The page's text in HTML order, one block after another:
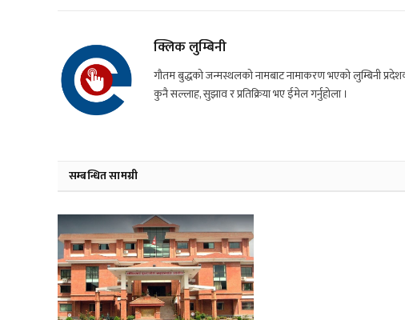
क्लिक लुम्बिनी
गौतम बुद्धको जन्मस्थलको नामबाट नामाकरण भएको लुम्बिनी
कुनै सल्लाह, सुझाव र प्रतिक्रिया भए ईमेल गर्नुहोला ।
सम्बन्धित सामग्री